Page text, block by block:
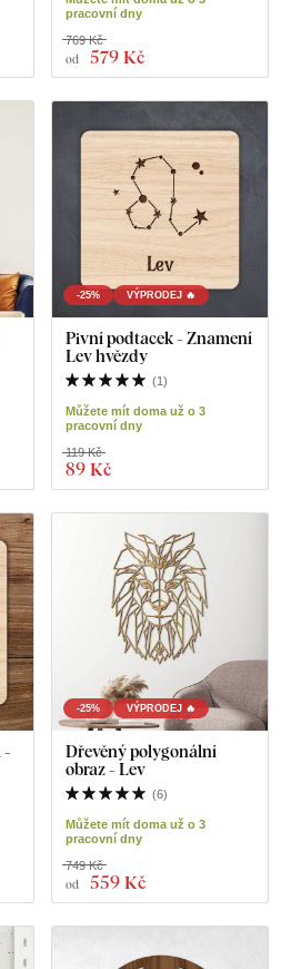
pracovní dny
od 579 Kč
769 Kč
-25% VÝPRODEJ 🔥
Pivní podtacek - Znamení
Lev hvězdy
(1)
Můžete mít doma už o 3
pracovní dny
89 Kč
119 Kč
-
-25% VÝPRODEJ 🔥
Dřevěný polygonální
obraz - Lev
(6)
Můžete mít doma už o 3
pracovní dny
od 559 Kč
749 Kč